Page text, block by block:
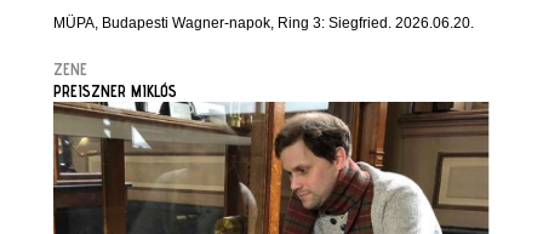
MÜPA, Budapesti Wagner-napok, Ring 3: Siegfried. 2026.06.20.
ZENE
PREISZNER MIKLÓS